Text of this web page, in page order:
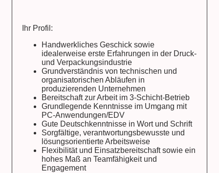
Ihr Profil:
Handwerkliches Geschick sowie
idealerweise erste Erfahrungen in der Druck-
und Verpackungsindustrie
Grundverständnis von technischen und
organisatorischen Abläufen in
produzierenden Unternehmen
Bereitschaft zur Arbeit im 3-Schicht-Betrieb
Grundlegende Kenntnisse im Umgang mit
PC-Anwendungen/EDV
Gute Deutschkenntnisse in Wort und Schrift
Sorgfältige, verantwortungsbewusste und
lösungsorientierte Arbeitsweise
Flexibilität und Einsatzbereitschaft sowie ein
hohes Maß an Teamfähigkeit und
Engagement